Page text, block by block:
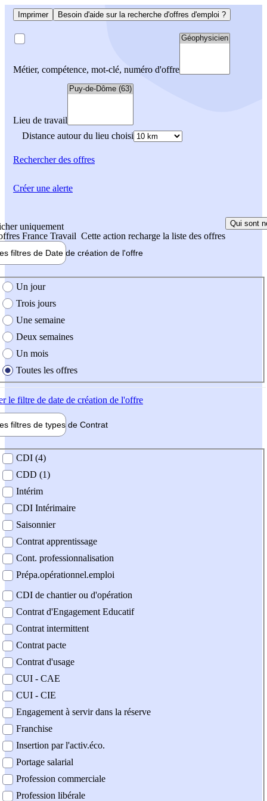
Imprimer Besoin d'aide sur la recherche d'offres d'emploi ?
Métier, compétence, mot-clé, numéro d'offre
Lieu de travail
Distance autour du lieu choisi
Rechercherdes offres
uniquement
France Travail Cette action recharge la liste des offres
Qui sont
filtres de Date de création de l'offre
création de l'offre
Un jour
Trois jours
Une semaine
Deux semaines
Un mois
Toutes les offres
le filtre de date de création de l'offre
filtres de types de Contrat
contrat
CDI (4)
CDD (1)
Intérim
CDI Intérimaire
Saisonnier
Contrat apprentissage
Cont. professionnalisation
Prépa.opérationnel.emploi
CDI de chantier ou d'opération
Contrat d'Engagement Educatif
Contrat intermittent
Contrat pacte
Contrat d'usage
CUI - CAE
CUI - CIE
Engagement à servir dans la réserve
Franchise
Insertion par l'activ.éco.
Portage salarial
Profession commerciale
Profession libérale
Créer une alerte